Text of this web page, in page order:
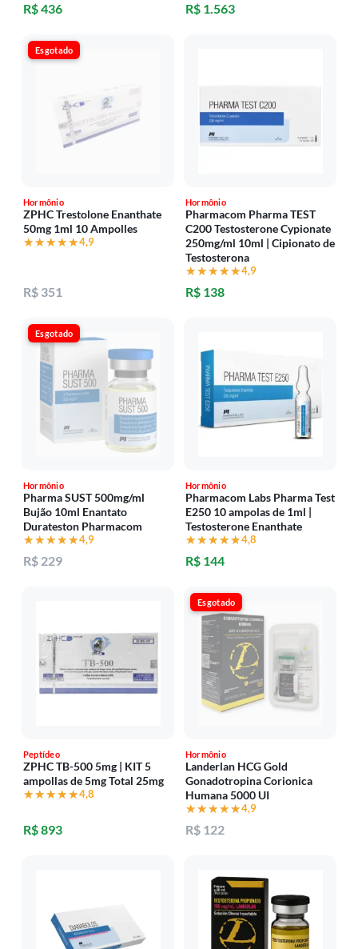
R$ 436 R$ 1.563
Esgotado
Hormônio
ZPHC Trestolone Enanthate
50mg 1ml 10 Ampolles
★★★★★
★★★★★4,9
R$ 351
Hormônio
Pharmacom Pharma TEST
C200 Testosterone Cypionate
250mg/ml 10ml | Cipionato de
Testosterona
★★★★★
★★★★★4,9
R$ 138
Esgotado
Hormônio
Pharma SUST 500mg/ml
Bujão 10ml Enantato
Durateston Pharmacom
★★★★★
★★★★★4,9
R$ 229
Hormônio
Pharmacom Labs Pharma Test
E250 10 ampolas de 1ml |
Testosterone Enanthate
★★★★★
★★★★★4,8
R$ 144
Peptídeo
ZPHC TB-500 5mg | KIT 5
ampollas de 5mg Total 25mg
★★★★★
★★★★★4,8
R$ 893
Esgotado
Hormônio
Landerlan HCG Gold
Gonadotropina Corionica
Humana 5000 UI
★★★★★
★★★★★4,9
R$ 122